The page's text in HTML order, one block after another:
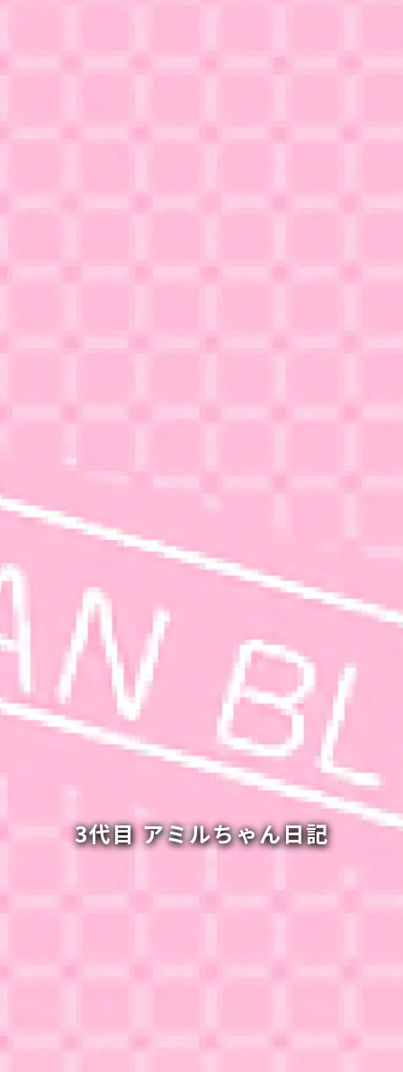
3代目 アミルちゃん日記